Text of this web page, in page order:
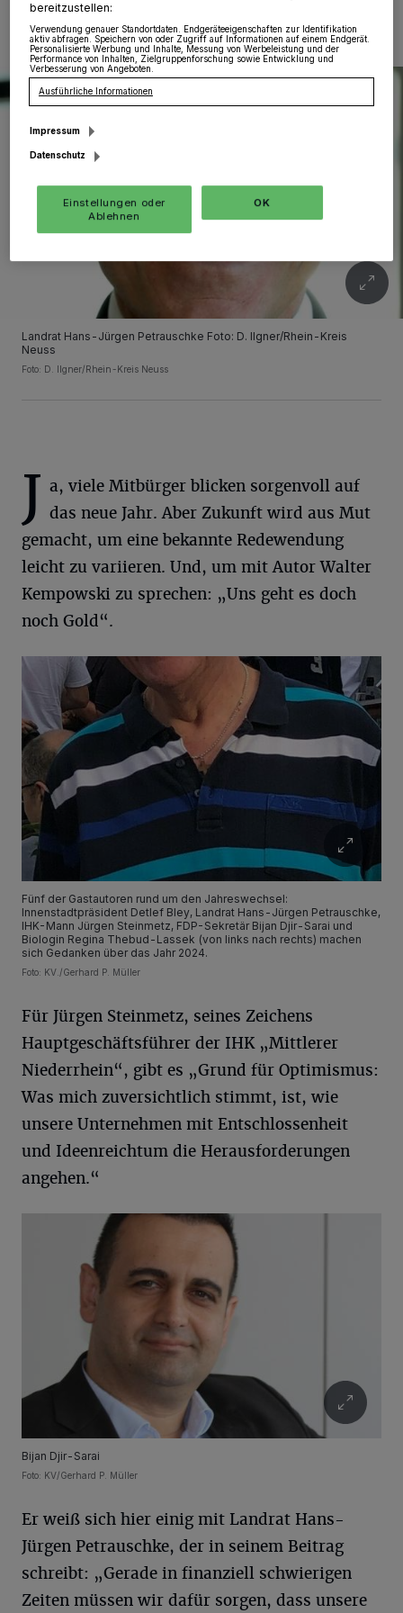
Landrat Hans-Jürgen Petrauschke Foto: D. Ilgner/Rhein-Kreis
Neuss
Foto: D. Ilgner/Rhein-Kreis Neuss
J a, viele Mitbürger blicken sorgenvoll auf
das neue Jahr. Aber Zukunft wird aus Mut
gemacht, um eine bekannte Redewendung
leicht zu variieren. Und, um mit Autor Walter
Kempowski zu sprechen: „Uns geht es doch
noch Gold“.
Fünf der Gastautoren rund um den Jahreswechsel:
Innenstadtpräsident Detlef Bley, Landrat Hans-Jürgen Petrauschke,
IHK-Mann Jürgen Steinmetz, FDP-Sekretär Bijan Djir-Sarai und
Biologin Regina Thebud-Lassek (von links nach rechts) machen
sich Gedanken über das Jahr 2024.
Foto: KV./Gerhard P. Müller
Für Jürgen Steinmetz, seines Zeichens
Hauptgeschäftsführer der IHK „Mittlerer
Niederrhein“, gibt es „Grund für Optimismus:
Was mich zuversichtlich stimmt, ist, wie
unsere Unternehmen mit Entschlossenheit
und Ideenreichtum die Herausforderungen
angehen.“
Bijan Djir-Sarai
Foto: KV/Gerhard P. Müller
Er weiß sich hier einig mit Landrat Hans-
Jürgen Petrauschke, der in seinem Beitrag
schreibt: „Gerade in finanziell schwierigen
Zeiten müssen wir dafür sorgen, dass unsere
bereitzustellen:
Verwendung genauer Standortdaten. Endgeräteeigenschaften zur Identifikation
aktiv abfragen. Speichern von oder Zugriff auf Informationen auf einem Endgerät.
Personalisierte Werbung und Inhalte, Messung von Werbeleistung und der
Performance von Inhalten, Zielgruppenforschung sowie Entwicklung und
Verbesserung von Angeboten.
Ausführliche Informationen
Impressum
Datenschutz
Einstellungen oder
Ablehnen
OK